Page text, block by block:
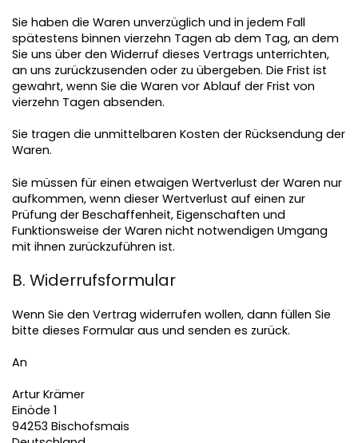
Sie haben die Waren unverzüglich und in jedem Fall
spätestens binnen vierzehn Tagen ab dem Tag, an dem
Sie uns über den Widerruf dieses Vertrags unterrichten,
an uns zurückzusenden oder zu übergeben. Die Frist ist
gewahrt, wenn Sie die Waren vor Ablauf der Frist von
vierzehn Tagen absenden.
Sie tragen die unmittelbaren Kosten der Rücksendung der
Waren.
Sie müssen für einen etwaigen Wertverlust der Waren nur
aufkommen, wenn dieser Wertverlust auf einen zur
Prüfung der Beschaffenheit, Eigenschaften und
Funktionsweise der Waren nicht notwendigen Umgang
mit ihnen zurückzuführen ist.
B. Widerrufsformular
Wenn Sie den Vertrag widerrufen wollen, dann füllen Sie
bitte dieses Formular aus und senden es zurück.
An
Artur Krämer
Einöde 1
94253 Bischofsmais